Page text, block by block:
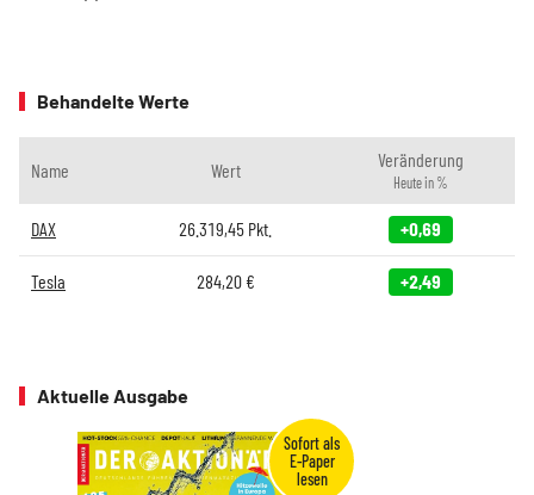
Behandelte Werte
Name Wert Veränderung
Heute in %
DAX 26.319,45 Pkt. +0,69
Tesla 284,20€ +2,49
Aktuelle Ausgabe